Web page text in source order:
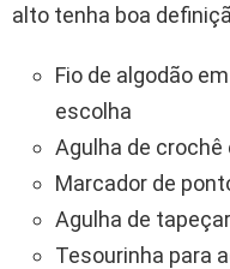
alto tenha boa
Fio de algodão
escolha
Agulha de
Marcador de
Agulha de
Tesourinha para